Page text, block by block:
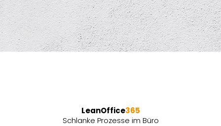
LeanOffice365
Schlanke Prozesse im Büro